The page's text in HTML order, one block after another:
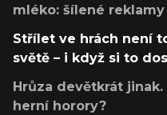
mléko: šílené
Střílet ve hrách není
světě – i když si to
Hrůza devětkrát
herní horory?